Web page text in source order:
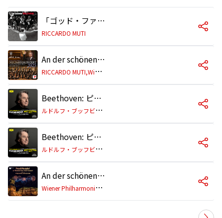
「ゴッド・ファーザー Part II」〜エンド・タイトル
RICCARDO MUTI
An der schönen blauen Donau, Walzer, Op. 314
R
ICCARDO MUTI,Wiener Philharmoniker
Beethoven: ピアノ協奏曲第5番 変ホ長調 作品73《皇帝》: 第1楽章: Allegro
ル
ドルフ・ブッフビンダー/ウィーン・フィルハーモニー管弦楽団/リッカルド・ムーティ
Beethoven: ピアノ協奏曲第5番 変ホ長調 作品73《皇帝》: 第2楽章: Adagio un poco moto
ル
ドルフ・ブッフビンダー/ウィーン・フィルハーモニー管弦楽団/リッカルド・ムーティ
An der schönen blauen Donau, Op. 314 (Live)
W
iener Philharmoniker, Riccardo Muti